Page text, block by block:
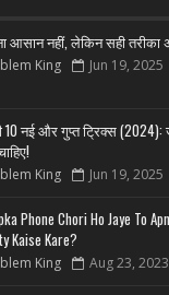
आसान नहीं, लेकिन सही तरीका
King Jun 19, 2025
10 नई और गुप्त ट्रिक्स (2024):
King Jun 19, 2025
Phone Chori Ho Jaye To
Kaise Kare?
King Aug 23, 2023